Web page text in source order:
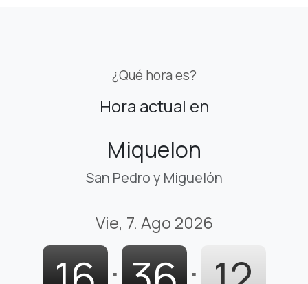
¿Qué hora es?
Hora actual en
Miquelon
San Pedro y Miguelón
Vie, 7. Ago 2026